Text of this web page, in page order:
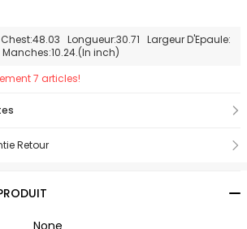
Longueur:30.71 Largeur D'Epaule:
inch)
7 articles!
Retour